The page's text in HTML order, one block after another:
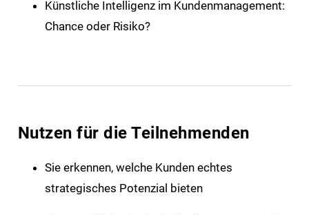
Künstliche Intelligenz im Kundenmanagement:
Chance oder Risiko?
Nutzen für die Teilnehmenden
Sie erkennen, welche Kunden echtes
strategisches Potenzial bieten